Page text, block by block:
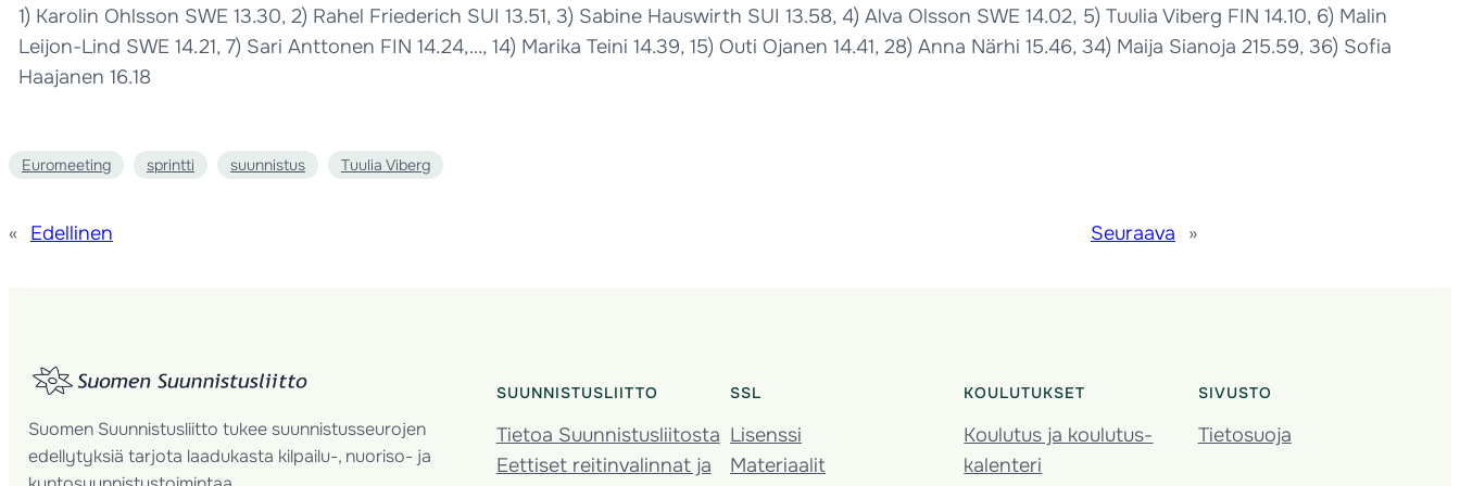
1) Karolin Ohlsson SWE 13.30, 2) Rahel Friederich SUI 13.51, 3) Sabine Hauswirth SUI 13.58, 4) Alva Olsson SWE 14.02, 5) Tuulia Viberg FIN 14.10, 6) Malin
Leijon-Lind SWE 14.21, 7) Sari Anttonen FIN 14.24,…, 14) Marika Teini 14.39, 15) Outi Ojanen 14.41, 28) Anna Närhi 15.46, 34) Maija Sianoja 215.59, 36) Sofia
Haajanen 16.18
Euromeeting sprintti suunnistus Tuulia Viberg
« Edellinen Seuraava »
Suomen Suunnistusliitto tukee suunnistusseurojen
edellytyksiä tarjota laadukasta kilpailu-, nuoriso- ja
SUUNNISTUSLIITTO
Tietoa Suunnistusliitosta
Eettiset reitinvalinnat ja
SSL
Lisenssi
Materiaalit
KOULUTUKSET
Koulutus ja koulutus­
kalenteri
SIVUSTO
Tietosuoja